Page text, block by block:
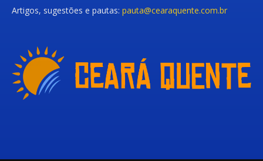
Artigos, sugestões e pautas: pauta@cearaquente.com.br